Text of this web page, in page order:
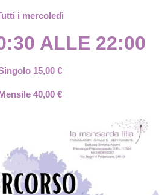
i mercoledì
ALLE 22:00
15,00 €
40,00 €